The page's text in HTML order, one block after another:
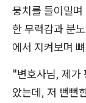
뭉치를 들이밀
한 무력감과 분
에서 지켜보며
"변호사님, 제가
았는데, 저 뻔뻔